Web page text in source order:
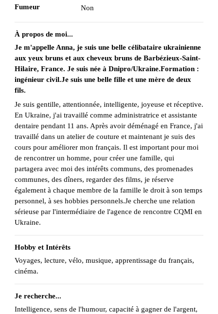
Fumeur
Non
À propos de moi...
Je m'appelle Anna, je suis une belle célibataire ukrainienne
aux yeux bruns et aux cheveux bruns de Barbézieux-Saint-
Hilaire, France. Je suis née à Dnipro/Ukraine.Formation :
ingénieur civil.Je suis une belle fille et une mère de deux
fils.
Je suis gentille, attentionnée, intelligente, joyeuse et réceptive.
En Ukraine, j'ai travaillé comme administratrice et assistante
dentaire pendant 11 ans. Après avoir déménagé en France, j'ai
travaillé dans un atelier de couture et maintenant je suis des
cours pour améliorer mon français. Il est important pour moi
de rencontrer un homme, pour créer une famille, qui
partagera avec moi des intérêts communs, des promenades
communes, des dîners, regarder des films, je réserve
également à chaque membre de la famille le droit à son temps
personnel, à ses hobbies personnels.Je cherche une relation
sérieuse par l'intermédiaire de l'agence de rencontre CQMI en
Ukraine.
Hobby et Intérêts
Voyages, lecture, vélo, musique, apprentissage du français,
cinéma.
Je recherche...
Intelligence, sens de l'humour, capacité à gagner de l'argent,